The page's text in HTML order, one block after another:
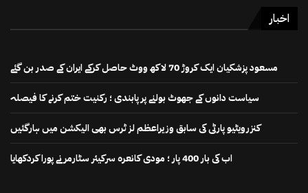
اخبار
مسعود پزشکیان ایک کروڑ 70 لاکھ ووٹ حاصل کرکے ایران کے صدر بن گئے
سیاست دانوں کے جھوٹ بولنے پر پابندی ؛ رکنیت ختم کرنے کا فیصلہ
کنزرویٹیو پارٹی کی سابق وزیراعظم لز ٹرس بھی الیکشن میں ہارگئیں
اب کی بار 400 پار ؛ مودی کانعرہ سرکیئر سٹارمر نے پورا کردکھایا